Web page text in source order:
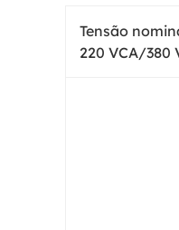
Tensão
220 VCA/380